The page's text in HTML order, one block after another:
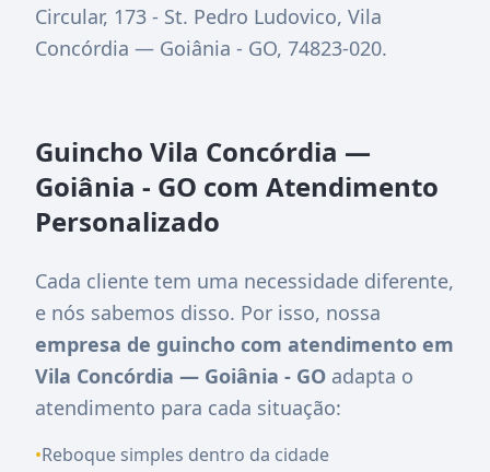
Circular, 173 - St. Pedro Ludovico, Vila
Concórdia — Goiânia - GO, 74823-020.
Guincho Vila Concórdia —
Goiânia - GO com Atendimento
Personalizado
Cada cliente tem uma necessidade diferente,
e nós sabemos disso. Por isso, nossa
empresa de guincho com atendimento em
Vila Concórdia — Goiânia - GO adapta o
atendimento para cada situação:
•Reboque simples dentro da cidade